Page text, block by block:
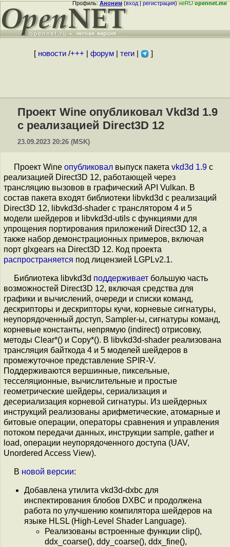
Профиль:Аноним(вход|регистрация)неRUopennet.me
[ новости/+++ форум| теги| ]
Проект Wine опубликовал Vkd3d 1.9
с реализацией Direct3D 12
23.09.2023 20:26 (MSK)
Проект Wine опубликовал выпуск пакета vkd3d 1.9 с
реализацией Direct3D 12, работающей через
трансляцию вызовов в графический API Vulkan. В
состав пакета входят библиотеки libvkd3d с реализаций
Direct3D 12, libvkd3d-shader c транслятором 4 и 5
модели шейдеров и libvkd3d-utils с функциями для
упрощения портирования приложений Direct3D 12, а
также набор демонстрационных примеров, включая
порт glxgears на Direct3D 12. Код проекта
распространяется под лицензией LGPLv2.1.
Библиотека libvkd3d поддерживает большую часть
возможностей Direct3D 12, включая средства для
графики и вычислений, очереди и списки команд,
дескрипторы и дескрипторы кучи, корневые сигнатуры,
неупорядоченный доступ, Sampler-ы, сигнатуры команд,
корневые константы, непрямую (indirect) отрисовку,
методы Clear*() и Copy*(). В libvkd3d-shader реализована
трансляция байткода 4 и 5 моделей шейдеров в
промежуточное представление SPIR-V.
Поддерживаются вершинные, пиксельные,
тесселяционные, вычислительные и простые
геометрические шейдеры, сериализация и
десериализация корневой сигнатуры. Из шейдерных
инструкций реализованы арифметические, атомарные и
битовые операции, операторы сравнения и управления
потоком передачи данных, инструкции sample, gather и
load, операции неупорядоченного доступа (UAV,
Unordered Access View).
В новой версии:
Добавлена утилита vkd3d-dxbc для
инспектирования блобов DXBC и продолжена
работа по улучшению компилятора шейдеров на
языке HLSL (High-Level Shader Language).
Реализованы встроенные функции clip(),
ddx_coarse(), ddy_coarse(), ddx_fine(),